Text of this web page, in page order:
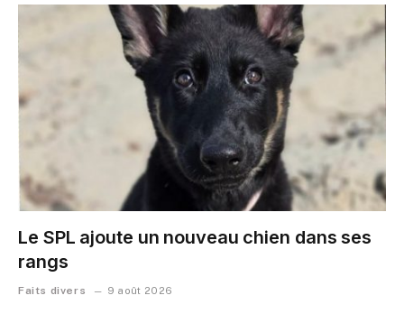
Le SPL ajoute un nouveau chien dans ses
rangs
Faits divers 9 août 2026